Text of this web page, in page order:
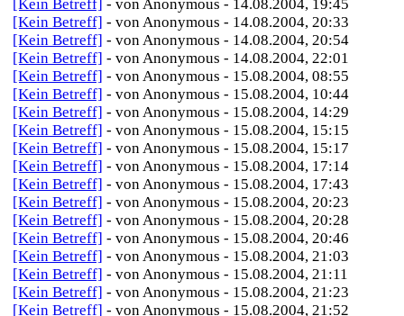
[Kein Betreff] - von Anonymous - 14.08.2004, 19:45
[Kein Betreff] - von Anonymous - 14.08.2004, 20:33
[Kein Betreff] - von Anonymous - 14.08.2004, 20:54
[Kein Betreff] - von Anonymous - 14.08.2004, 22:01
[Kein Betreff] - von Anonymous - 15.08.2004, 08:55
[Kein Betreff] - von Anonymous - 15.08.2004, 10:44
[Kein Betreff] - von Anonymous - 15.08.2004, 14:29
[Kein Betreff] - von Anonymous - 15.08.2004, 15:15
[Kein Betreff] - von Anonymous - 15.08.2004, 15:17
[Kein Betreff] - von Anonymous - 15.08.2004, 17:14
[Kein Betreff] - von Anonymous - 15.08.2004, 17:43
[Kein Betreff] - von Anonymous - 15.08.2004, 20:23
[Kein Betreff] - von Anonymous - 15.08.2004, 20:28
[Kein Betreff] - von Anonymous - 15.08.2004, 20:46
[Kein Betreff] - von Anonymous - 15.08.2004, 21:03
[Kein Betreff] - von Anonymous - 15.08.2004, 21:11
[Kein Betreff] - von Anonymous - 15.08.2004, 21:23
[Kein Betreff] - von Anonymous - 15.08.2004, 21:52